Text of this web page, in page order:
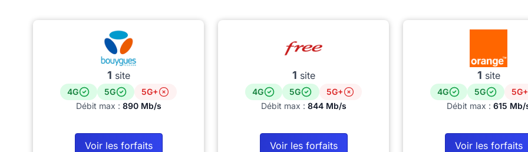
1 site
4G 5G
5G+
Débit max : 890 Mb/s
Voir les forfaits
1 site
4G 5G
5G+
Débit max : 844 Mb/s
Voir les forfaits
1 site
4G 5G
5G+
Débit max : 615 Mb/
Voir les forfaits